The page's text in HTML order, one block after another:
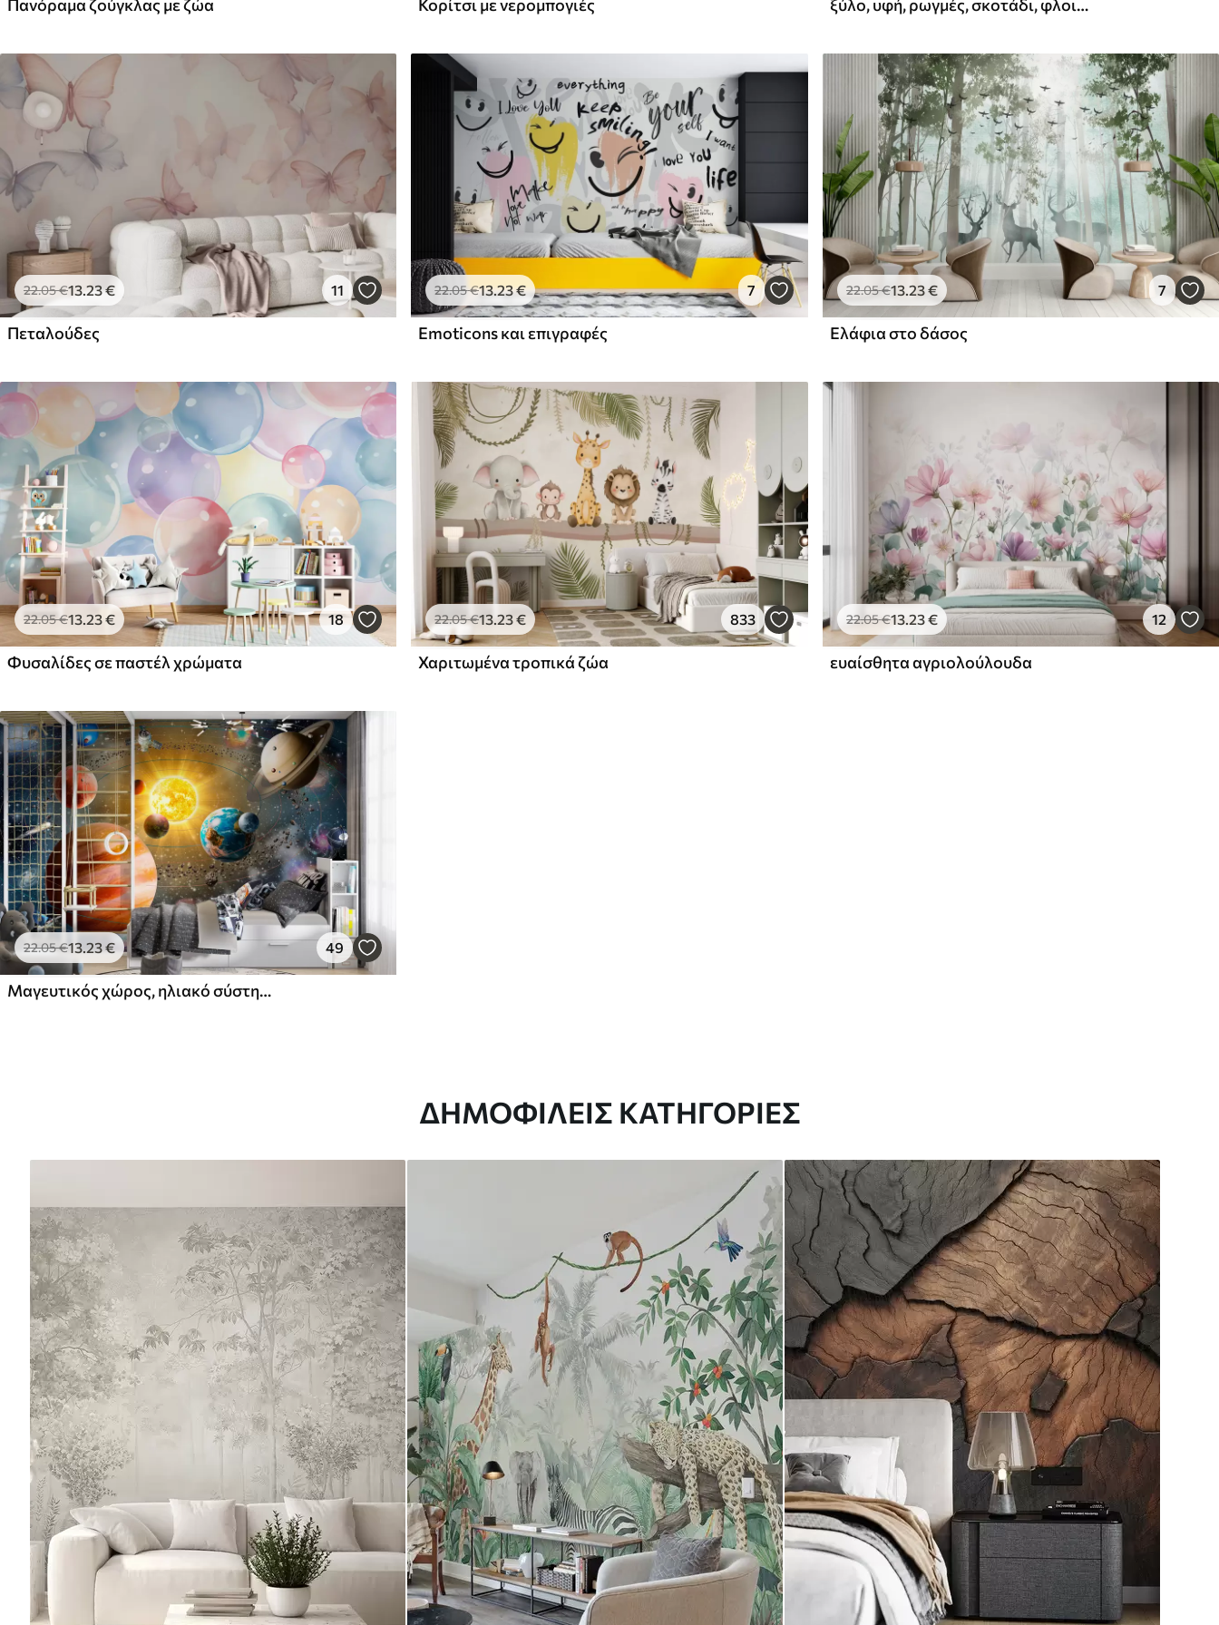
Premium βινύλιο
65 .00 .00
Peel and Stick
/m²
Πανόραμα ζούγκλας με ζώα Κορίτσι με νερομπογιές ξύλο, υφή, ρωγμές, σκοτάδι, φλοιός, επιφάνεια
22.05€13.23€ 11
Πεταλούδες
22.05€13.23€ 7
Emoticons και επιγραφές
22.05€13.23€ 7
Ελάφια στο δάσος
22.05€13 .23€ 18
Φυσαλίδες σε παστέλ χρώματα
22.05€13.23€ 833
Χαριτωμένα τροπικά ζώα
22.05€13.23€ 12
ευαίσθητα αγριολούλουδα
22.05€13.23€ 49
Μαγευτικός χώρος, ηλιακό σύστημα
ΔΗΜΟΦΙΛΕΊΣ ΚΑΤΗΓΟΡΊΕΣ